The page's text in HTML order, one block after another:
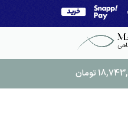
تومان